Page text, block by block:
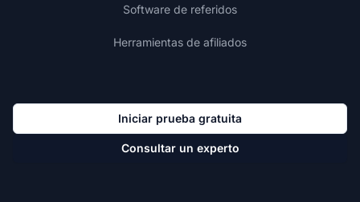
Software de referidos
Herramientas de afiliados
Iniciar prueba gratuita
Consultar un experto